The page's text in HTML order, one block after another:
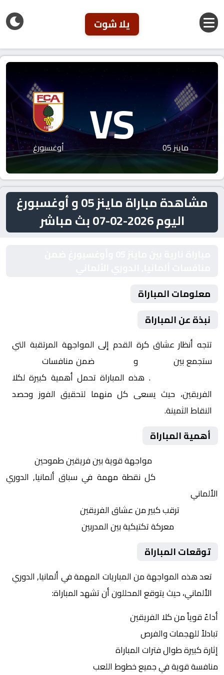
يلا شوت
ماينز 05 VS أوغسبورغ
مشاهدة مباراة ماينز 05 و أوغسبورغ
اليوم 2026-02-07 بث مباشر
معلومات المباراة
نبذة عن المباراة
تتجه أنظار عشاق كرة القدم إلى المواجهة المرتقبة التي
ستجمع بين
و ضمن منافسات
. هذه المباراة تحمل أهمية كبيرة لكلا
الفريقين، حيث يسعى كل منهما لتحقيق الفوز وحصد
النقاط الثمينة.
أهمية المباراة
مواجهة قوية بين فريقين طموحين
كل نقطة مهمة في سباق ألمانيا, الدوري
الألماني
ترقب كبير من عشاق الفريقين
معركة تكتيكية بين المدربين
توقعات المباراة
تعد هذه المواجهة من المباريات المهمة في ألمانيا, الدوري
الألماني، حيث يتوقع المحللون أن تشهد المباراة:
أداءً قوياً من كلا الفريقين
تبادلاً للهجمات والفرص
إثارة كبيرة طوال فترات المباراة
منافسة قوية في جميع خطوط اللعب